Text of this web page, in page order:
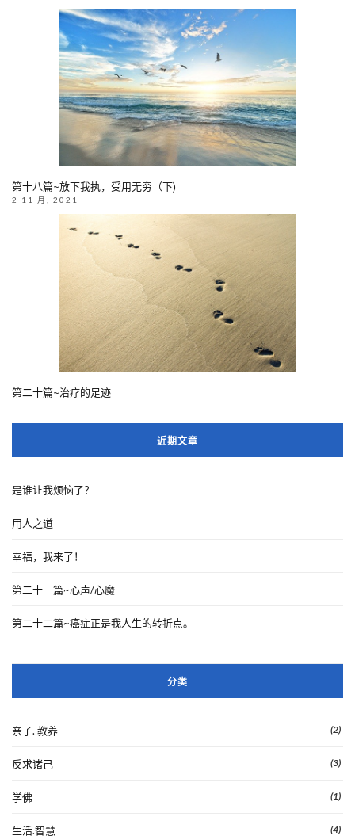
第十八篇~放下我执，受用无穷（下)
2 11 月, 2021
第二十篇~治疗的足迹
近期文章
是谁让我烦恼了？
用人之道
幸福，我来了！
第二十三篇~心声/心魔
第二十二篇~癌症正是我人生的转折点。
分类
亲子. 教养 (2)
反求诸己 (3)
学佛 (1)
生活.智慧 (4)